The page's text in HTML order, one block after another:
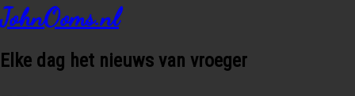
JohnOoms.nl
Elke dag het nieuws van vroeger